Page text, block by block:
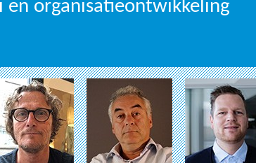
en organisatieontwikkeling